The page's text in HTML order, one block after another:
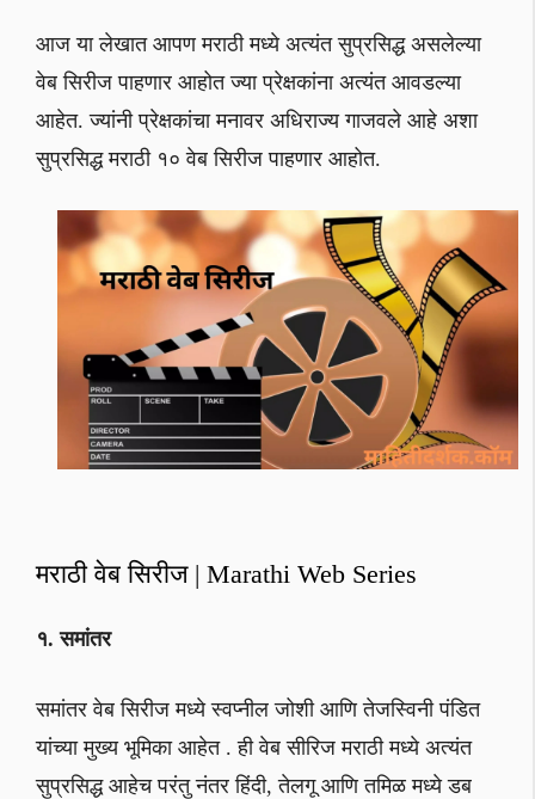
आज या लेखात आपण मराठी मध्ये अत्यंत सुप्रसिद्ध असलेल्या
वेब सिरीज पाहणार आहोत ज्या प्रेक्षकांना अत्यंत आवडल्या
आहेत. ज्यांनी प्रेक्षकांचा मनावर अधिराज्य गाजवले आहे अशा
सुप्रसिद्ध मराठी १० वेब सिरीज पाहणार आहोत.
मराठी वेब सिरीज | Marathi Web Series
१. समांतर
समांतर वेब सिरीज मध्ये स्वप्नील जोशी आणि तेजस्विनी पंडित
यांच्या मुख्य भूमिका आहेत . ही वेब सीरिज मराठी मध्ये अत्यंत
सुप्रसिद्ध आहेच परंतु नंतर हिंदी, तेलगू आणि तमिळ मध्ये डब